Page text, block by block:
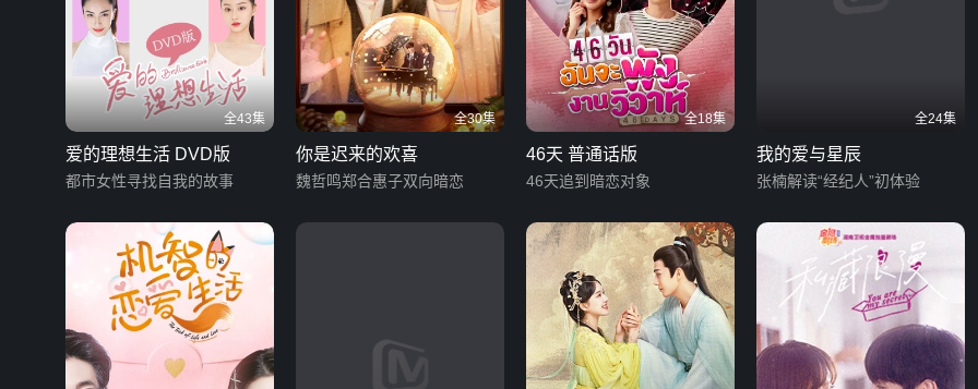
全43集
爱的理想生活 DVD版
都市女性寻找自我的故事
全30集
你是迟来的欢喜
魏哲鸣郑合惠子双向暗恋
全18集
46天 普通话版
46天追到暗恋对象
全24集
我的爱与星辰
张楠解读“经纪人”初体验